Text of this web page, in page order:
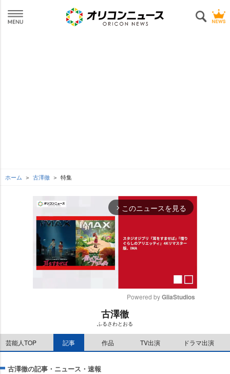
ホーム 古澤徹 特集
arrow_forward_ios このニュースを見る
Powered by GliaStudios
古澤徹
ふるさわとおる
芸能人TOP 記事 作品 TV出演 ドラマ出演
古澤徹の記事・ニュース・速報